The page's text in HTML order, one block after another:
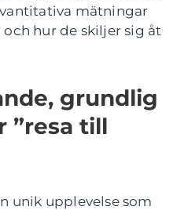
mätningar
hur de skiljer sig åt
grundlig
”resa till
unik upplevelse som